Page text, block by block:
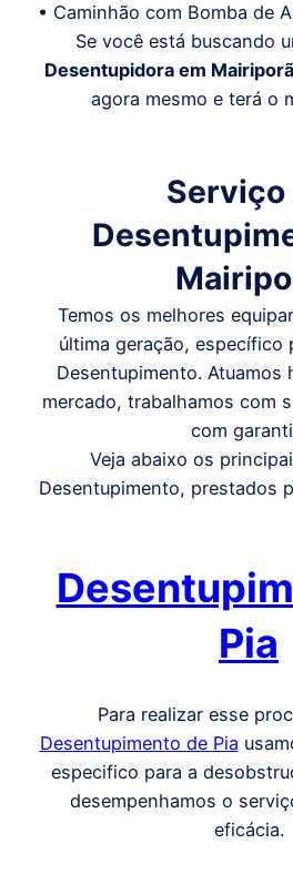
• Caminhão com Bomba de
Se você está buscando
Desentupidora em Mairiporã
agora mesmo e terá o
Serviço
Temos os melhores
última geração, específico
Desentupimento. Atuamos
mercado, trabalhamos com
com
Veja abaixo os
Desentupimento, prestados
Pia
Para realizar esse
Desentupimento de Pia
especifico para a
desempenhamos o
eficácia.